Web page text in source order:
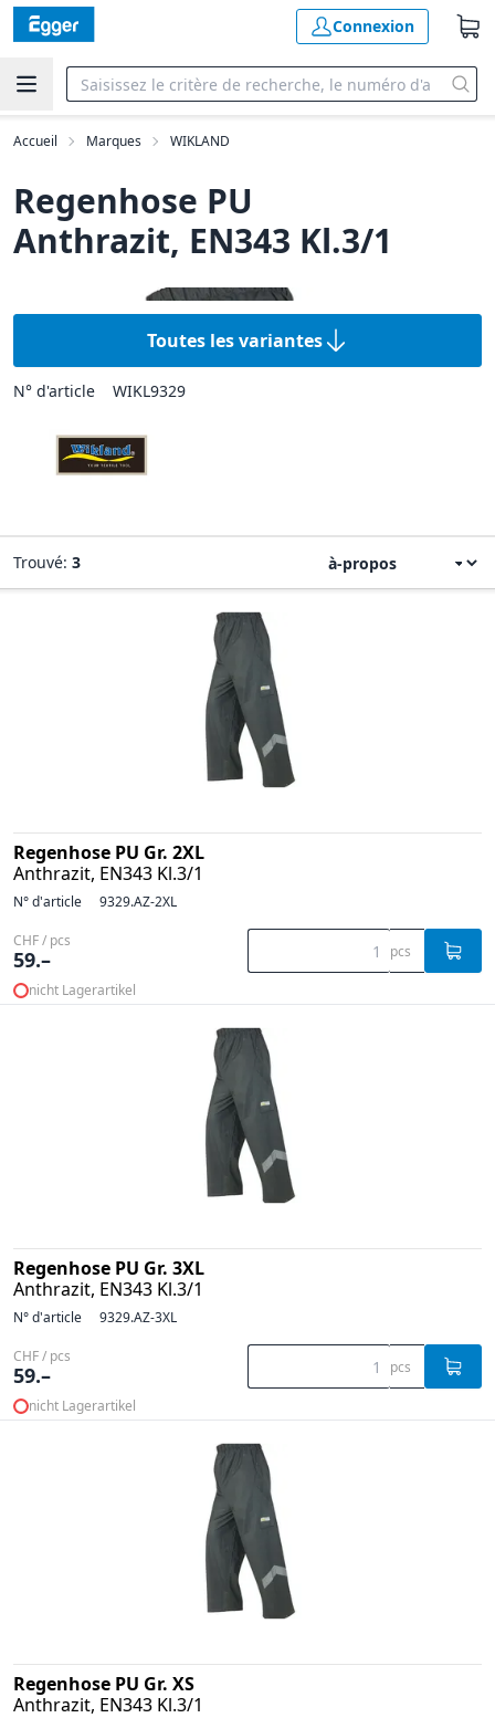
Connexion
Accueil Marques WIKLAND
Regenhose PU
Anthrazit, EN343 Kl.3/1
Toutes les variantes
N° d'article WIKL9329
Trouvé: 3
Regenhose PU Gr. 2XL
Anthrazit, EN343 Kl.3/1
N° d'article 9329.AZ-2XL
CHF / pcs
59.– pcs
nicht Lagerartikel
Regenhose PU Gr. 3XL
Anthrazit, EN343 Kl.3/1
N° d'article 9329.AZ-3XL
CHF / pcs
59.– pcs
nicht Lagerartikel
Regenhose PU Gr. XS
Anthrazit, EN343 Kl.3/1